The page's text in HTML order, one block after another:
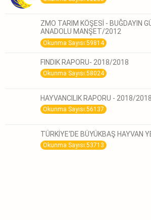
ZMO TARIM KÖŞESİ - BUĞDAYIN
ANADOLU MANŞET/2012
Okunma Sayısı:59814
FINDIK RAPORU- 2018/2018
Okunma Sayısı:58024
HAYVANCILIK RAPORU - 2018/2018
Okunma Sayısı:56137
TÜRKİYE‘DE BÜYÜKBAŞ HAYVAN
Okunma Sayısı:53713